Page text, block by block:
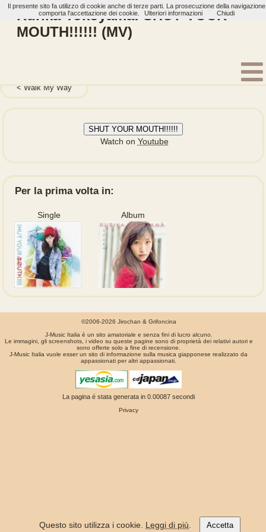
Questo sito utilizza i cookie. Leggi di più Accetta
Rurika Yokoyama: SHUT YOUR
MOUTH!!!!!! (MV)
Walk My Way
SHUT YOUR MOUTH!!!!!!
Watch on Youtube
Per la prima volta in:
Single Album
©2006-2026 Jirochan & Grifoncina
J-Music Italia è un sito amatoriale e senza fini di lucro alcuno.
Le immagini, gli screenshots, i video su queste pagine sono di proprietà dei relativi autori e
sono offerte solo a fine di recensione.
J-Music Italia vuole esser un sito di informazione sulla musica giapponese realizzato da
appassionati per altri appassionati.
La pagina é stata generata in 0.00087 secondi
Privacy
Il presente sito fa utilizzo di cookie anche di terze parti. La prosecuzione della navigazione
comporta l'accettazione dei cookie.
Ulteriori informazioni Chiudi